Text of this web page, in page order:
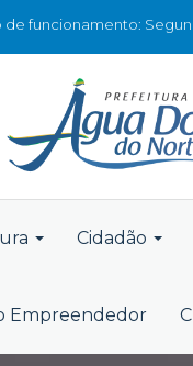
de funcionamento:
Cidadão
Empreendedor